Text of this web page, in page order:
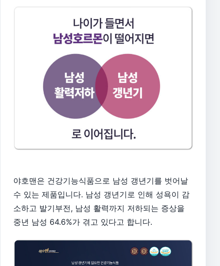
야호맨은 건강기능식품으로 남성 갱년기를 벗어날
수 있는 제품입니다. 남성 갱년기로 인해 성욕이 감
소하고 발기부전, 남성 활력까지 저하되는 증상을
중년 남성 64.6%가 겪고 있다고 합니다.